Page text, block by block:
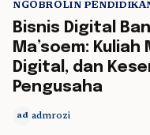
NGOBROLIN
Bisnis Digital
Ma’soem:
Digital, dan
Pengusaha
ad admrozi